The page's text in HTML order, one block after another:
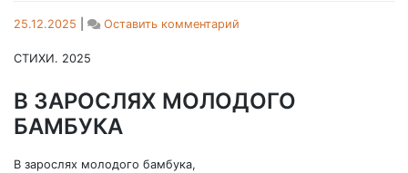
25.12.2025 Оставить комментарий
СТИХИ. 2025
В ЗАРОСЛЯХ МОЛОДОГО
БАМБУКА
В зарослях молодого бамбука,